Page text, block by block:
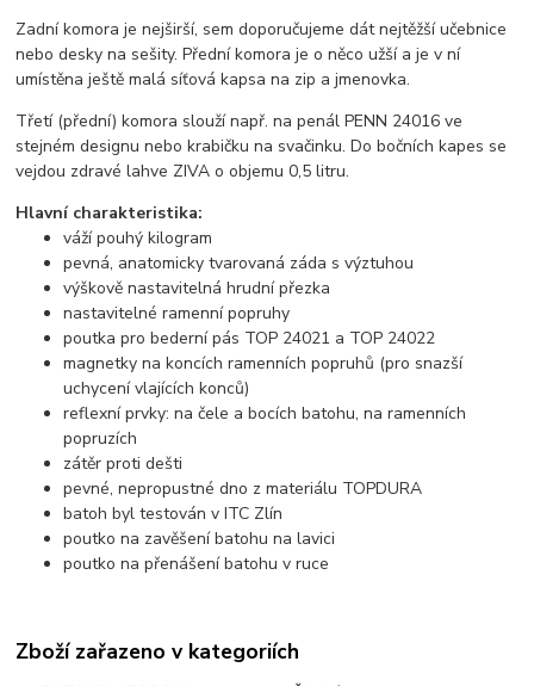
Zadní komora je nejširší, sem doporučujeme dát nejtěžší učebnice
nebo desky na sešity. Přední komora je o něco užší a je v ní
umístěna ještě malá síťová kapsa na zip a jmenovka.
Třetí (přední) komora slouží např. na penál PENN 24016 ve
stejném designu nebo krabičku na svačinku. Do bočních kapes se
vejdou zdravé lahve ZIVA o objemu 0,5 litru.
Hlavní charakteristika:
váží pouhý kilogram
pevná, anatomicky tvarovaná záda s výztuhou
výškově nastavitelná hrudní přezka
nastavitelné ramenní popruhy
poutka pro bederní pás TOP 24021 a TOP 24022
magnetky na koncích ramenních popruhů (pro snazší
uchycení vlajících konců)
reflexní prvky: na čele a bocích batohu, na ramenních
popruzích
zátěr proti dešti
pevné, nepropustné dno z materiálu TOPDURA
batoh byl testován v ITC Zlín
poutko na zavěšení batohu na lavici
poutko na přenášení batohu v ruce
Zboží zařazeno v kategoriích